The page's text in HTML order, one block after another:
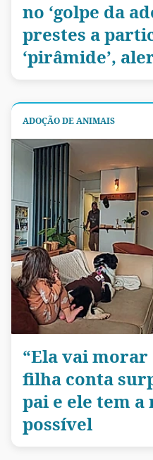
no ‘golpe da
prestes a
‘pirâmide’,
ADOÇÃO DE ANIMAIS
“Ela vai morar
filha conta
pai e ele tem
possível